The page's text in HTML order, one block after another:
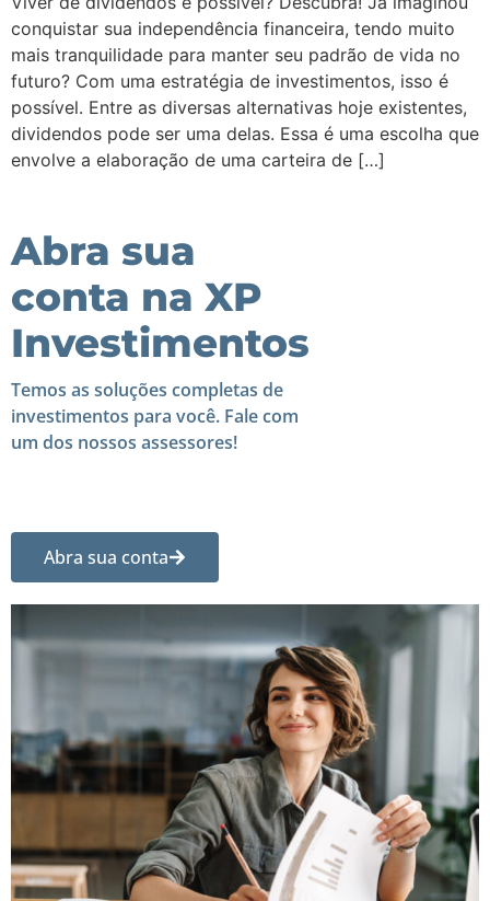
conquistar sua independência financeira, tendo muito
mais tranquilidade para manter seu padrão de vida no
futuro? Com uma estratégia de investimentos, isso é
possível. Entre as diversas alternativas hoje existentes,
dividendos pode ser uma delas. Essa é uma escolha que
envolve a elaboração de uma carteira de […]
Abra sua
conta na XP
Investimentos
Temos as soluções completas de
investimentos para você. Fale com
um dos nossos assessores!
Abra sua conta